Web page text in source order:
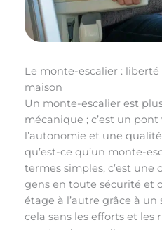
Le monte-escalier :
maison
Un monte-escalier est
mécanique ; c’est un
l’autonomie et une
qu’est-ce qu’un monte-
termes simples, c’est une
gens en toute sécurité et
étage à l’autre grâce à un
cela sans les efforts et les